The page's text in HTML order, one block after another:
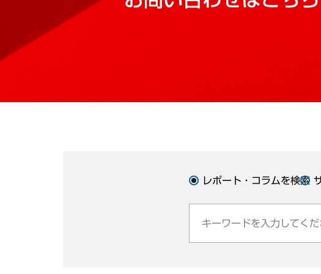
レポート・コラムを検索